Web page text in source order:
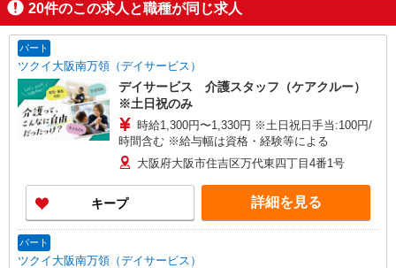
掲載期間終了
20件のこの求人と職種が同じ求人
パート
ツクイ大阪南万領（デイサービス）
デイサービス 介護スタッフ（ケアクルー）
※土日祝のみ
時給1,300円〜1,330円 ※土日祝日手当:100円/
時間含む ※給与幅は資格・経験等による
大阪府大阪市住吉区万代東四丁目4番1号
キープ 詳細を見る
パート
ツクイ大阪南万領（デイサービス）